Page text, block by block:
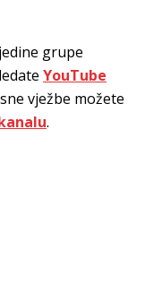
grupe
YouTube
vježbe možete
.